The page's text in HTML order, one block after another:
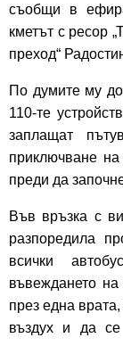
съобщи в
кметът с ресор
преход“
По думите му
110-те
заплащат
приключване
преди да
Във връзка с
разпоредила
всички
въвеждането на
през една
въздух и да се